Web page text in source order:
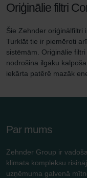
Oriģinālie filtri
Šie Zehnder oriģinālfiltri
Turklāt tie ir piemēroti
sistēmām. Oriģinālie
nodrošina ilgāku
iekārta patērē mazāk
Par mums
Zehnder Group ir
klimata kompleksu
uzņēmuma galvenā